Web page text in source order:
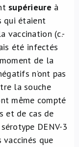
supérieure à
qui étaient
vaccination (c.-
été infectés
de la
n’ont pas
la souche
même compté
et de cas de
DENV-3
que